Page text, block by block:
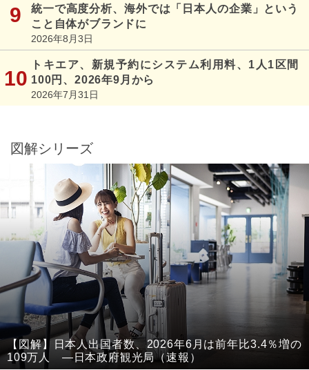
統一で高度分析、海外では「日本人の企業」という
こと自体がブランドに
2026年8月3日
トキエア、新規予約にシステム利用料、1人1区間
100円、2026年9月から
2026年7月31日
図解シリーズ
【図解】日本人出国者数、2026年6月は前年比3.4％増の
109万人 ―日本政府観光局（速報）